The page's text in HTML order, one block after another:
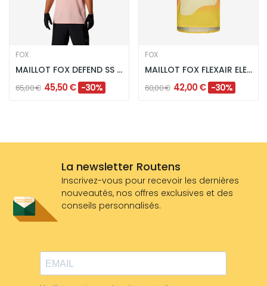
FOX
MAILLOT FOX DEFEND SS ROSE
65,00 € 45,50 € -30%
FOX
MAILLOT FOX FLEXAIR ELEVATED EDITION LIMITEE -...
60,00 € 42,00 € -30%
La newsletter Routens
Inscrivez-vous pour recevoir les dernières
nouveautés, nos offres exclusives et des
conseils personnalisés.